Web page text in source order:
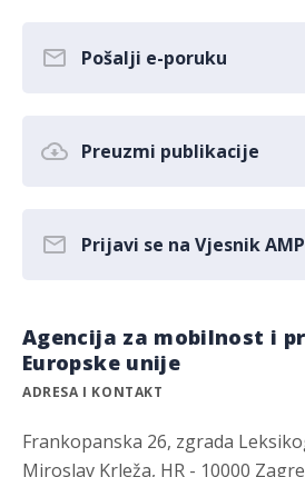
Pošalji e-poruku
Preuzmi publikacije
Prijavi se na Vjesnik
Agencija za mobilnost i
Europske unije
ADRESA I KONTAKT
Frankopanska 26, zgrada
Miroslav Krleža, HR - 10000